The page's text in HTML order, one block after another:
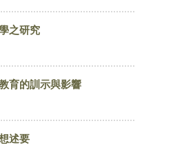
之研究
育的訓示與影響
述要